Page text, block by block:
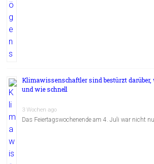
Klimawissenschaftler sind bestürzt
und wie schnell
3 Wochen ago
Das Feiertagswochenende am 4. Juli war nicht